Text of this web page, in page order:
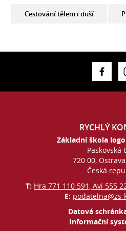
Cestování tělem i duší
RYCHLÝ
Základní škola
Paskovská
720 00,
Česká
T: Hra 771 110 591, Avi 555
E:
Datová
Informační